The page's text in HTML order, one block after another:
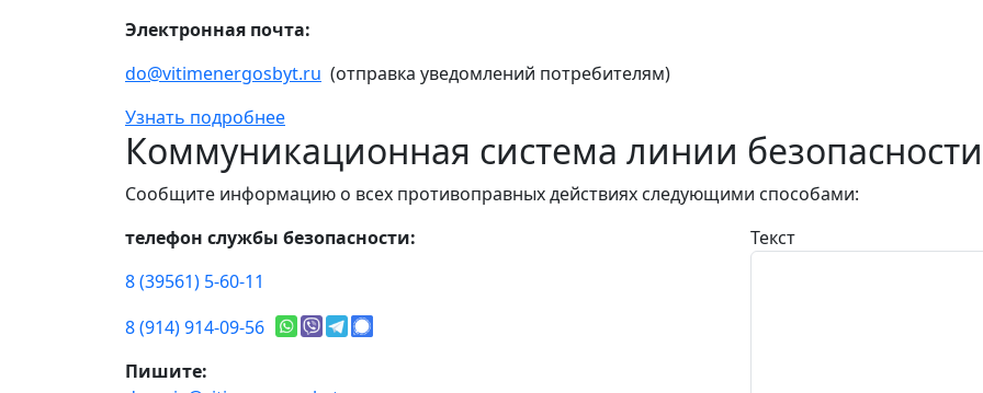
Электронная почта:
do@vitimenergosbyt.ru (отправка уведомлений потребителям)
Узнать подробнее
Коммуникационная система линии безопасности
Сообщите информацию о всех противоправных действиях следующими способами:
телефон службы безопасности:
8 (39561) 5-60-11
8 (914) 914-09-56
Пишите:
Текст